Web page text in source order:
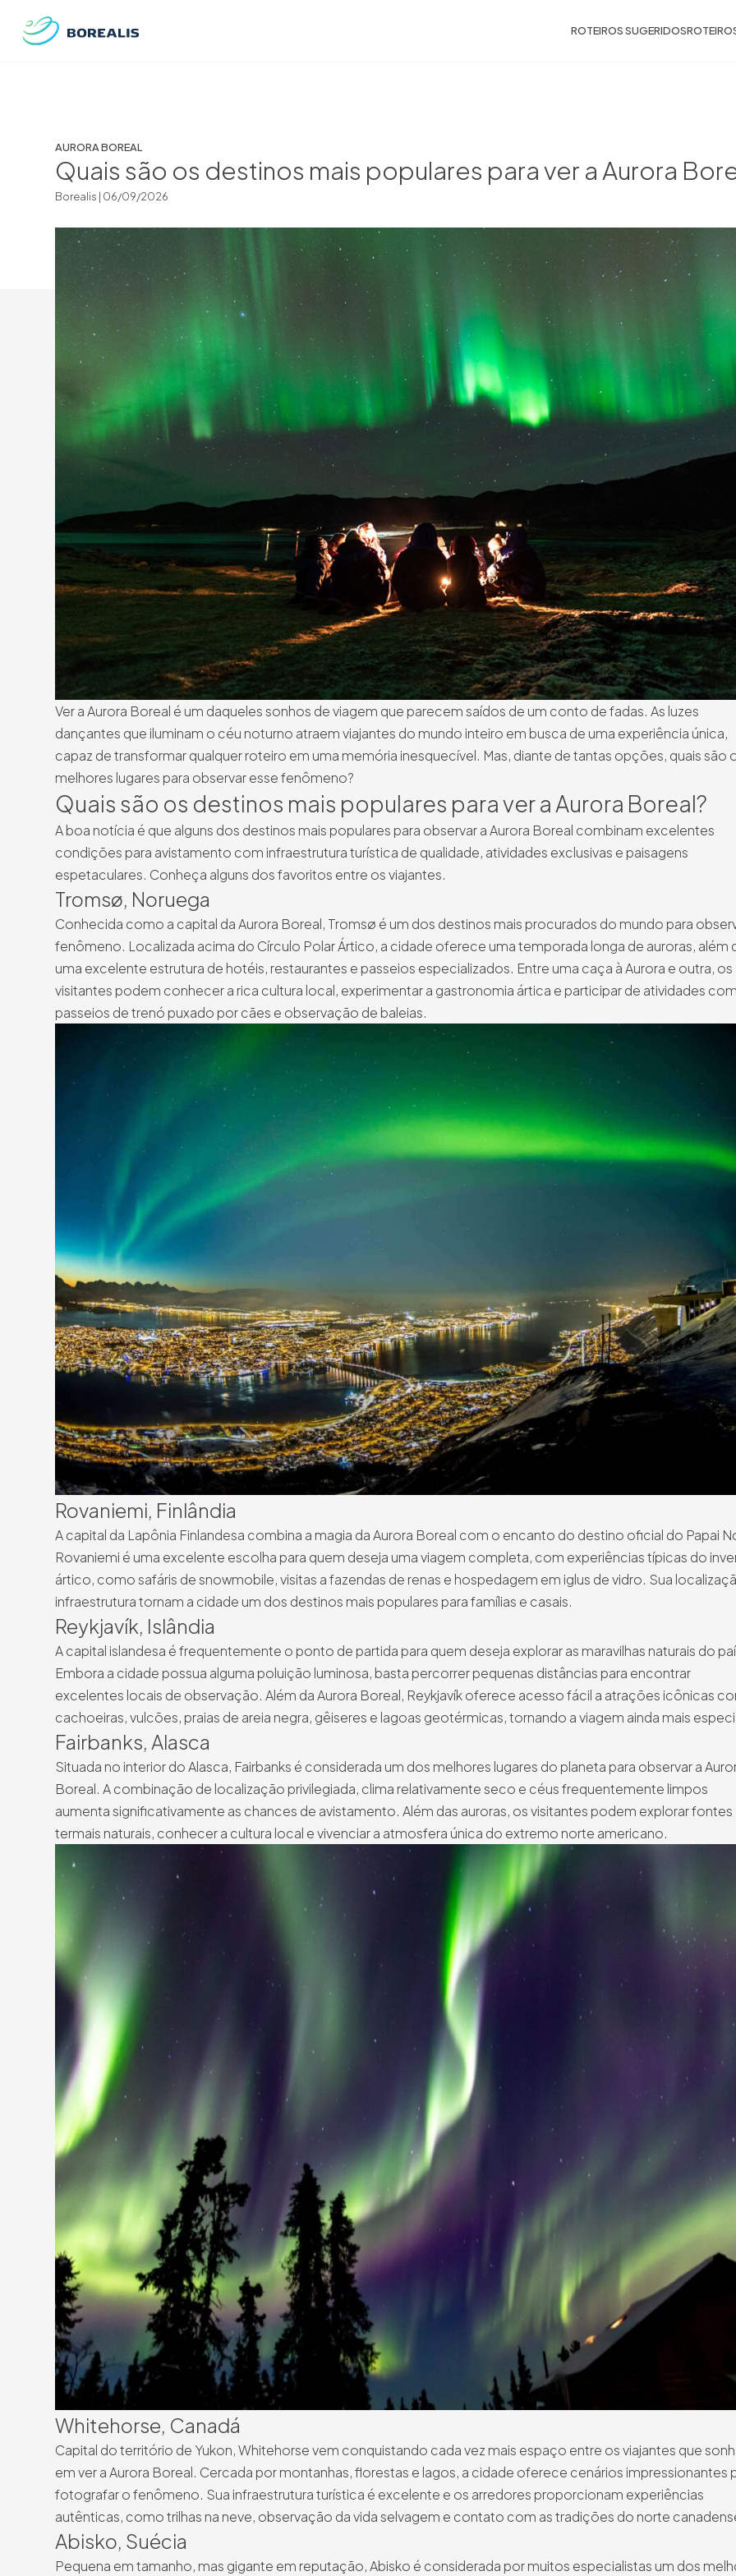
ROTEIROS SUGERIDOS
AURORA BOREAL
Quais são os destinos mais populares para ver a Aurora
Borealis | 06/09/2026
Ver a Aurora Boreal é um daqueles sonhos de viagem que parecem saídos de um conto de fadas. As luzes
dançantes que iluminam o céu noturno atraem viajantes do mundo inteiro em busca de uma experiência única,
capaz de transformar qualquer roteiro em uma memória inesquecível. Mas, diante de tantas opções, quais são
melhores lugares para observar esse fenômeno?
Quais são os destinos mais populares para ver a Aurora Boreal?
A boa notícia é que alguns dos destinos mais populares para observar a Aurora Boreal combinam excelentes
condições para avistamento com infraestrutura turística de qualidade, atividades exclusivas e paisagens
espetaculares. Conheça alguns dos favoritos entre os viajantes.
Tromsø, Noruega
Conhecida como a capital da Aurora Boreal, Tromsø é um dos destinos mais procurados do mundo para
fenômeno. Localizada acima do Círculo Polar Ártico, a cidade oferece uma temporada longa de auroras, além
uma excelente estrutura de hotéis, restaurantes e passeios especializados. Entre uma caça à Aurora e outra, os
visitantes podem conhecer a rica cultura local, experimentar a gastronomia ártica e participar de atividades
passeios de trenó puxado por cães e observação de baleias.
Rovaniemi, Finlândia
A capital da Lapônia Finlandesa combina a magia da Aurora Boreal com o encanto do destino oficial do Papai
Rovaniemi é uma excelente escolha para quem deseja uma viagem completa, com experiências típicas do
ártico, como safáris de snowmobile, visitas a fazendas de renas e hospedagem em iglus de vidro. Sua
infraestrutura tornam a cidade um dos destinos mais populares para famílias e casais.
Reykjavík, Islândia
A capital islandesa é frequentemente o ponto de partida para quem deseja explorar as maravilhas naturais do
Embora a cidade possua alguma poluição luminosa, basta percorrer pequenas distâncias para encontrar
excelentes locais de observação. Além da Aurora Boreal, Reykjavík oferece acesso fácil a atrações icônicas
cachoeiras, vulcões, praias de areia negra, gêiseres e lagoas geotérmicas, tornando a viagem ainda mais
Fairbanks, Alasca
Situada no interior do Alasca, Fairbanks é considerada um dos melhores lugares do planeta para observar a
Boreal. A combinação de localização privilegiada, clima relativamente seco e céus frequentemente limpos
aumenta significativamente as chances de avistamento. Além das auroras, os visitantes podem explorar fontes
termais naturais, conhecer a cultura local e vivenciar a atmosfera única do extremo norte americano.
Whitehorse, Canadá
Capital do território de Yukon, Whitehorse vem conquistando cada vez mais espaço entre os viajantes que
em ver a Aurora Boreal. Cercada por montanhas, florestas e lagos, a cidade oferece cenários impressionantes
fotografar o fenômeno. Sua infraestrutura turística é excelente e os arredores proporcionam experiências
autênticas, como trilhas na neve, observação da vida selvagem e contato com as tradições do norte
Abisko, Suécia
Pequena em tamanho, mas gigante em reputação, Abisko é considerada por muitos especialistas um dos